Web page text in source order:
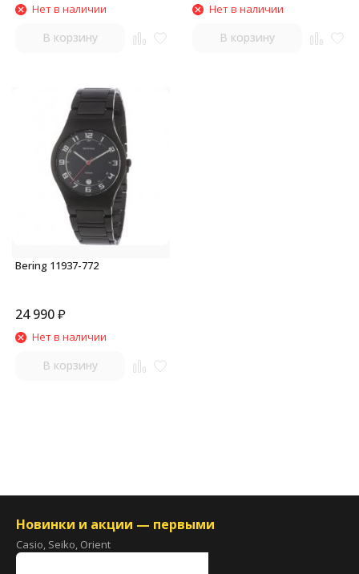
Нет в наличии
В корзину
Нет в наличии
В корзину
Bering 11937-772
24 990₽
Нет в наличии
В корзину
Новинки и акции — первыми
Casio, Seiko, Orient